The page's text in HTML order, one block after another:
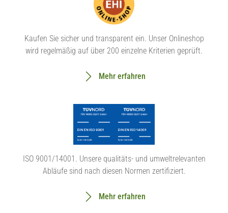
Kaufen Sie sicher und transparent ein. Unser Onlineshop
wird regelmäßig auf über 200 einzelne Kriterien geprüft.
Mehr erfahren
ISO 9001/14001. Unsere qualitäts- und umweltrelevanten
Abläufe sind nach diesen Normen zertifiziert.
Mehr erfahren